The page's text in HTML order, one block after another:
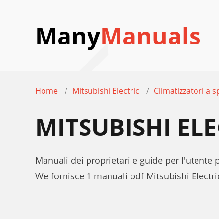
ManyManuals
Home Mitsubishi Electric Climatizzatori a
MITSUBISHI
Manuali dei proprietari e guide per l'utente
We fornisce 1 manuali pdf Mitsubishi